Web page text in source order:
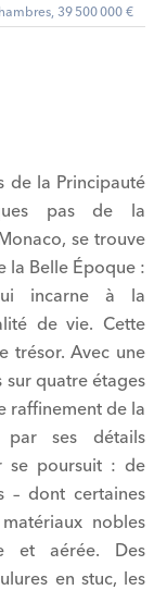
39 500 000 €
de la Principauté
pas de la
se trouve
la Belle Époque :
incarne à la
de vie. Cette
trésor. Avec une
sur quatre étages
raffinement de la
par ses détails
se poursuit : de
– dont certaines
nobles
et aérée. Des
en stuc, les